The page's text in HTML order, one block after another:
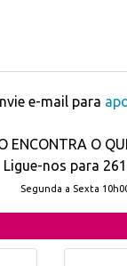
e-mail para
ENCONTRA O
Ligue-nos para
Segunda a Sexta